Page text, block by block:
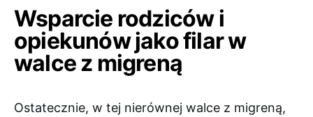
Wsparcie rodziców i
opiekunów jako filar w
walce z migreną
Ostatecznie, w tej nierównej walce z migreną,